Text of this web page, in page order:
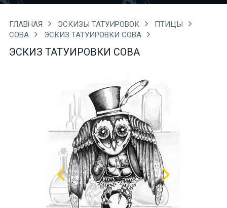
ГЛАВНАЯ ЭСКИЗЫ ТАТУИРОВОК
ПТИЦЫ
СОВА
ЭСКИЗ ТАТУИРОВКИ СОВА
ЭСКИЗ ТАТУИРОВКИ СОВА